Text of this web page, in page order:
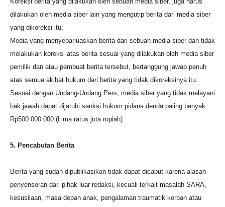
dilakukan oleh media siber lain yang mengutip berita dari media siber
yang dikoreksi itu;
Media yang menyebarluaskan berita dari sebuah media siber dan tidak
melakukan koreksi atas berita sesuai yang dilakukan oleh media siber
pemilik dan atau pembuat berita tersebut, bertanggung jawab penuh
atas semua akibat hukum dari berita yang tidak dikoreksinya itu.
Sesuai dengan Undang-Undang Pers, media siber yang tidak melayani
hak jawab dapat dijatuhi sanksi hukum pidana denda paling banyak
Rp500.000.000 (Lima ratus juta rupiah).
5. Pencabutan Berita
Berita yang sudah dipublikasikan tidak dapat dicabut karena alasan
penyensoran dari pihak luar redaksi, kecuali terkait masalah SARA,
kesusilaan, masa depan anak, pengalaman traumatik korban atau